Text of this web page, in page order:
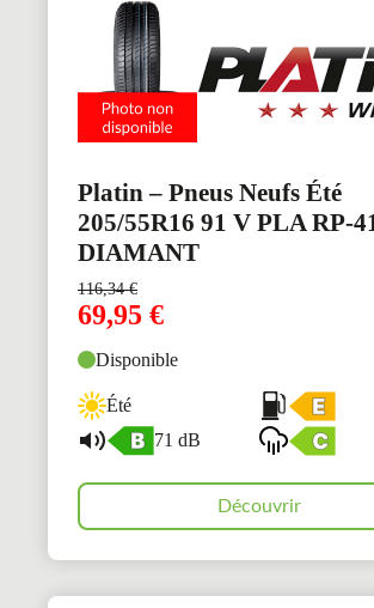
Platin – Pneus Neufs Été
205/55R16 91 V PLA RP-
DIAMANT
116,34€
69,95 €
Disponible
Été
71 dB
Découvrir